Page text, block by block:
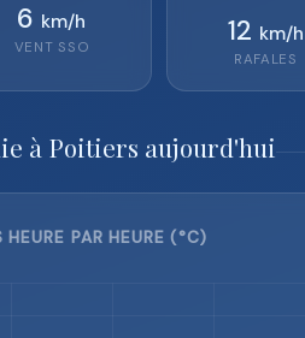
6 km/h
VENT SSO 12 km/h
RAFALES
à Poitiers aujourd'hui
PAR HEURE (°C)